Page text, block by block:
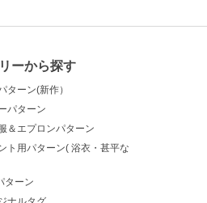
ーから探す
ターン(新作）
パターン
＆エプロンパターン
ト用パターン( 浴衣・甚平な
ターン